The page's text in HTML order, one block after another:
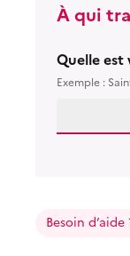
À qui
Quelle
Exemple :
Besoin d’aide